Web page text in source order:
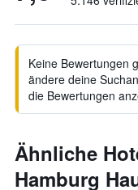
Keine Bewertungen
ändere deine
die Bewertungen
Ähnliche
Hamburg